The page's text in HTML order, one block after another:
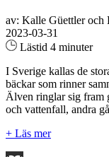
av: Kalle Güettler och
2023-03-31
Lästid 4 minuter
I Sverige kallas de
bäckar som rinner
Älven ringlar sig fram
och vattenfall, andra
+ Läs mer